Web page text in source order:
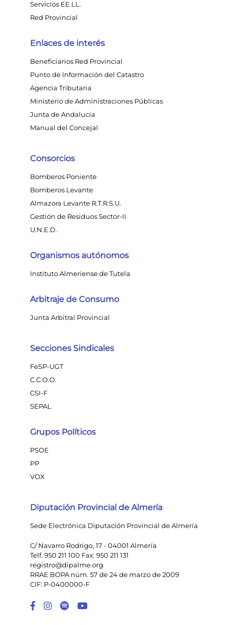
Servicios EE.LL.
Red Provincial
Enlaces de interés
Beneficiarios Red Provincial
Punto de Información del Catastro
Agencia Tributaria
Ministerio de Administraciones Públicas
Junta de Andalucía
Manual del Concejal
Consorcios
Bomberos Poniente
Bomberos Levante
Almazora Levante R.T.R.S.U.
Gestión de Residuos Sector-II
U.N.E.D.
Organismos autónomos
Instituto Almeriense de Tutela
Arbitraje de Consumo
Junta Arbitral Provincial
Secciones Sindicales
FeSP-UGT
C.C.O.O.
CSI-F
SEPAL
Grupos Políticos
PSOE
PP
VOX
Diputación Provincial de Almería
Sede Electrónica Diputación Provincial de Almería
C/ Navarro Rodrigo, 17 - 04001 Almería
Telf. 950 211 100 Fax: 950 211 131
registro@dipalme.org
RRAE BOPA núm. 57 de 24 de marzo de 2009
CIF: P-0400000-F
Enlace a Facebook
Enlace a Instagram
Enlace a Spotify Playlist
Enlace a Youtube